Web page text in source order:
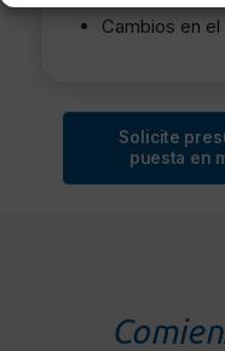
Cambios en
Solicite
puesta en